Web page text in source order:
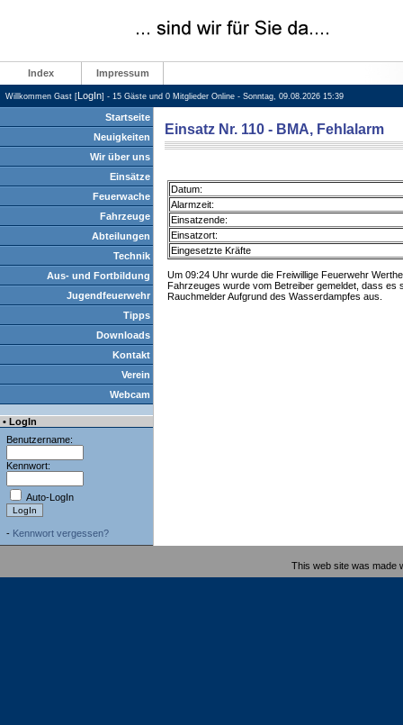
Index Impressum
Willkommen Gast [LogIn] - 15 Gäste und 0 Mitglieder Online - Sonntag, 09.08.2026 15:39
Startseite
Neuigkeiten
Wir über uns
Einsätze
Feuerwache
Fahrzeuge
Abteilungen
Technik
Aus- und Fortbildung
Jugendfeuerwehr
Tipps
Downloads
Kontakt
Verein
Webcam
• LogIn
Benutzername:
Kennwort:
Auto-LogIn
- Kennwort vergessen?
Einsatz Nr. 110 - BMA, Fehlalarm
Datum:
Alarmzeit:
Einsatzende:
Einsatzort:
Eingesetzte Kräfte
Um 09:24 Uhr wurde die Freiwillige Feuerwehr
Fahrzeuges wurde vom Betreiber gemeldet, dass es
Rauchmelder Aufgrund des Wasserdampfes aus.
This web site was made